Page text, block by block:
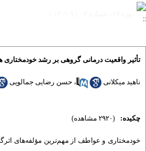
تأثیر واقعیت درمانی گروهی بر رشد
ناهید میکلانی ، حسن رضایی جمالویی
چکیده: (۲۹۲۰ مشاهده)
خودمختاری و عواطف از مهم‌­ترین مؤلفه‌­های